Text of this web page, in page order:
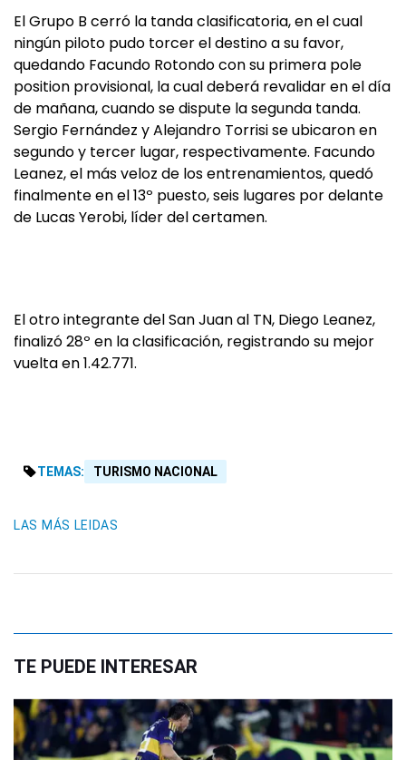
El Grupo B cerró la tanda clasificatoria, en el cual
ningún piloto pudo torcer el destino a su favor,
quedando Facundo Rotondo con su primera pole
position provisional, la cual deberá revalidar en el día
de mañana, cuando se dispute la segunda tanda.
Sergio Fernández y Alejandro Torrisi se ubicaron en
segundo y tercer lugar, respectivamente. Facundo
Leanez, el más veloz de los entrenamientos, quedó
finalmente en el 13º puesto, seis lugares por delante
de Lucas Yerobi, líder del certamen.
El otro integrante del San Juan al TN, Diego Leanez,
finalizó 28º en la clasificación, registrando su mejor
vuelta en 1.42.771.
TEMAS: TURISMO NACIONAL
LAS MÁS LEIDAS
TE PUEDE INTERESAR